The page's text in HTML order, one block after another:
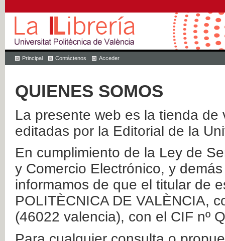
Principal Contáctenos Acceder
QUIENES SOMOS
La presente web es la tienda
editadas por la Editorial de la
En cumplimiento de la Ley de
y Comercio Electrónico, y
informamos de que el titular de
POLITÈCNICA DE VALÈNCIA,
(46022 valencia), con el CIF nº